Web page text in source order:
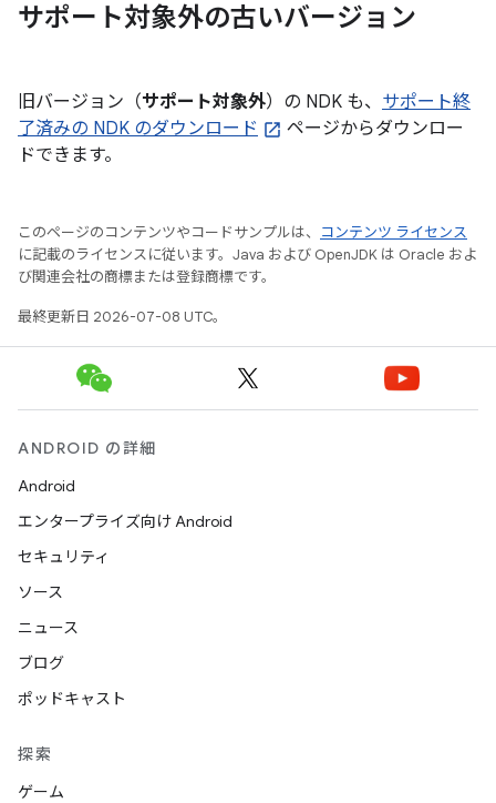
サポート対象外の古いバージョン
旧バージョン（サポート対象外）の NDK も、 サポート終
了済みの NDK のダウンロード
ページからダウンロー
ドできます。
このページのコンテンツやコードサンプルは、
コンテンツ ライセンス
に記載のライセンスに従います。Java および OpenJDK は Oracle およ
び関連会社の商標または登録商標です。
最終更新日 2026-07-08 UTC。
ANDROID の詳細
Android
エンタープライズ向け Android
セキュリティ
ソース
ニュース
ブログ
ポッドキャスト
探索
ゲーム